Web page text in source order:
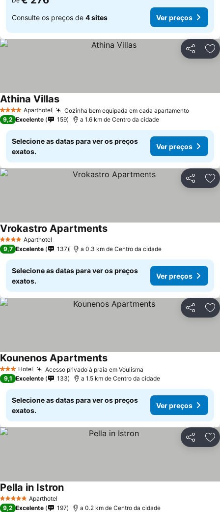
Consulte os preços de 4 sites Ver preços
Partilhar
4 EstrelasAparthotel Cozinha bem equipada em cada apartamento
Athina Villas
9,2 Excelente 159 a 1.6 km de Centro da cidade
Selecione as datas para ver os preços
exatos.
Ver preços
Partilhar
4 EstrelasAparthotel
Vrokastro Apartments
9,7 Excelente 137 a 0.3 km de Centro da cidade
Selecione as datas para ver os preços
exatos.
Ver preços
Partilhar
3 EstrelasHotel Acesso privado à praia em Voulisma
Kounenos Apartments
9,1 Excelente 133 a 1.5 km de Centro da cidade
Selecione as datas para ver os preços
exatos.
Ver preços
Partilhar
5 Estrelas Aparthotel
Pella in Istron
9,2 Excelente 197 a 0.2 km de Centro da cidade